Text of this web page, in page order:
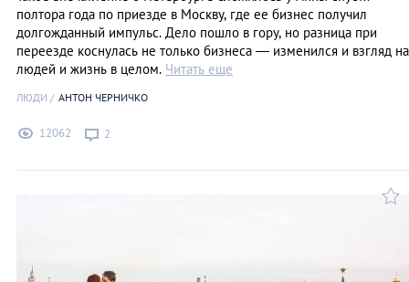
полтора года по приезде в Москву, где ее бизнес получил
долгожданный импульс. Дело пошло в гору, но разница при
переезде коснулась не только бизнеса — изменился и взгляд на
людей и жизнь в целом. Читать еще
ЛЮДИ АНТОН ЧЕРНИЧКО
12062 2